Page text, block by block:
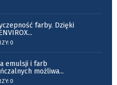
farby. Dzięki
...
0
emulsji i farb
możliwa...
0